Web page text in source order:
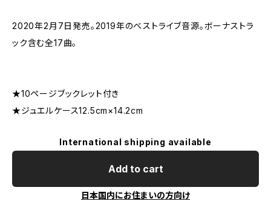
2020年2月7日発売。2019年のベストライブ音源。ボーナストラ
ック含む全17曲。
★10ページブックレット付き
★ジュエルケース12.5cm×14.2cm
International shipping available
Add to cart
日本国内にお住まいの方向け